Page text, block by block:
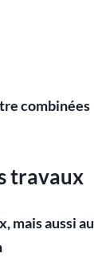
combinées
travaux
mais aussi au